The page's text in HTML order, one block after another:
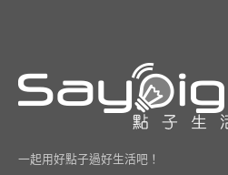
一起用好點子過好生活吧！